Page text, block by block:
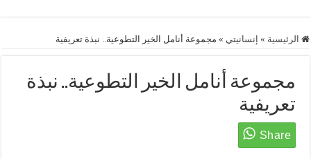
الرئيسية » إنسانيتي » مجموعة أنامل الخير التطوعية.. نبذة تعريفية
مجموعة أنامل الخير التطوعية.. نبذة
تعريفية